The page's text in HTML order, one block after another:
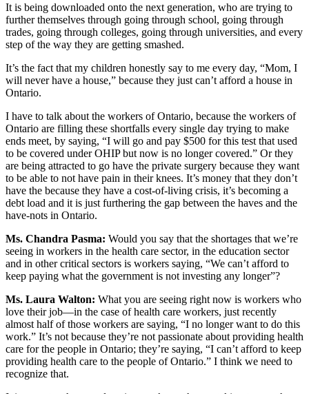
It is being downloaded onto the next generation, who are trying to
further themselves through going through school, going through
trades, going through colleges, going through universities, and every
step of the way they are getting smashed.
It’s the fact that my children honestly say to me every day, “Mom, I
will never have a house,” because they just can’t afford a house in
Ontario.
I have to talk about the workers of Ontario, because the workers of
Ontario are filling these shortfalls every single day trying to make
ends meet, by saying, “I will go and pay $500 for this test that used
to be covered under OHIP but now is no longer covered.” Or they
are being attracted to go have the private surgery because they want
to be able to not have pain in their knees. It’s money that they don’t
have the because they have a cost-of-living crisis, it’s becoming a
debt load and it is just furthering the gap between the haves and the
have-nots in Ontario.
Ms. Chandra Pasma: Would you say that the shortages that we’re
seeing in workers in the health care sector, in the education sector
and in other critical sectors is workers saying, “We can’t afford to
keep paying what the government is not investing any longer”?
Ms. Laura Walton: What you are seeing right now is workers who
love their job—in the case of health care workers, just recently
almost half of those workers are saying, “I no longer want to do this
work.” It’s not because they’re not passionate about providing health
care for the people in Ontario; they’re saying, “I can’t afford to keep
providing health care to the people of Ontario.” I think we need to
recognize that.